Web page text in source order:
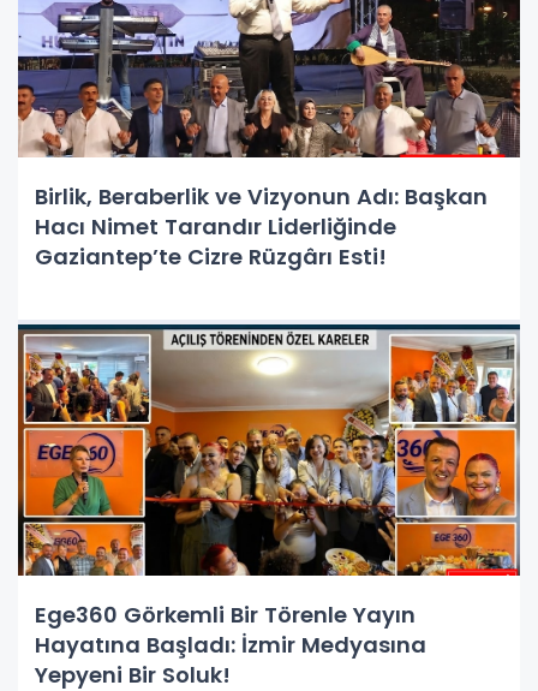
Birlik, Beraberlik ve Vizyonun Adı: Başkan
Hacı Nimet Tarandır Liderliğinde
Gaziantep’te Cizre Rüzgârı Esti!
Ege360 Görkemli Bir Törenle Yayın
Hayatına Başladı: İzmir Medyasına
Yepyeni Bir Soluk!